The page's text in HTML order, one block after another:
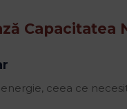
Capacitatea
ceea ce